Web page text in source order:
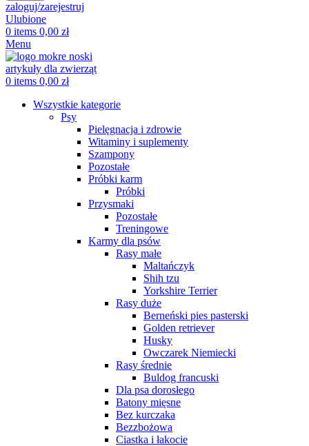
zaloguj/zarejestruj
Ulubione
0 items 0,00 zł
Menu
0 items 0,00 zł
Wszystkie kategorie
Psy
Pielęgnacja i zdrowie
Witaminy i suplementy
Szampony
Pozostałe
Próbki karm
Próbki
Przysmaki
Pozostałe
Treningowe
Karmy dla psów
Rasy małe
Maltańczyk
Shih tzu
Yorkshire Terrier
Rasy duże
Berneński pies pasterski
Golden retriever
Husky
Owczarek Niemiecki
Rasy średnie
Buldog francuski
Dla psa dorosłego
Batony mięsne
Bez kurczaka
Bezzbożowa
Ciastka i łakocie